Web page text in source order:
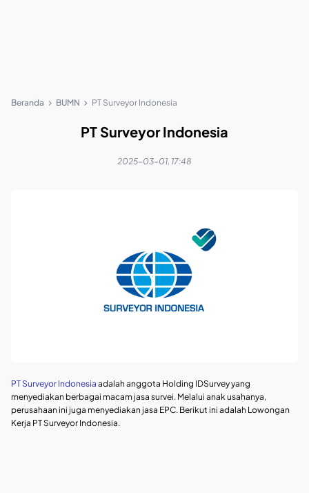
Beranda BUMN PT Surveyor Indonesia
PT Surveyor Indonesia
2025-03-01, 17:48
PT Surveyor Indonesia adalah anggota Holding IDSurvey yang
menyediakan berbagai macam jasa survei. Melalui anak usahanya,
perusahaan ini juga menyediakan jasa EPC. Berikut ini adalah Lowongan
Kerja PT Surveyor Indonesia.